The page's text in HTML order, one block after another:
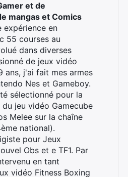
et de
mangas et Comics
expérience en
55 courses au
dans diverses
de jeux vidéo
ans, j'ai fait mes armes
Nes et Gameboy.
sélectionné pour la
jeu vidéo Gamecube
Melee sur la chaîne
national).
pour Jeux
Obs et e TF1. Par
en tant
vidéo Fitness Boxing